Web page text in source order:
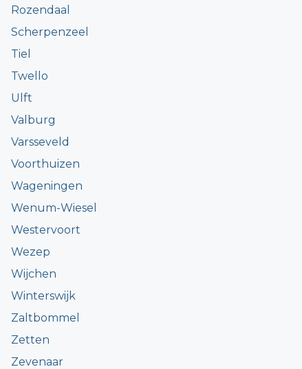
Rozendaal
Scherpenzeel
Tiel
Twello
Ulft
Valburg
Varsseveld
Voorthuizen
Wageningen
Wenum-Wiesel
Westervoort
Wezep
Wijchen
Winterswijk
Zaltbommel
Zetten
Zevenaar